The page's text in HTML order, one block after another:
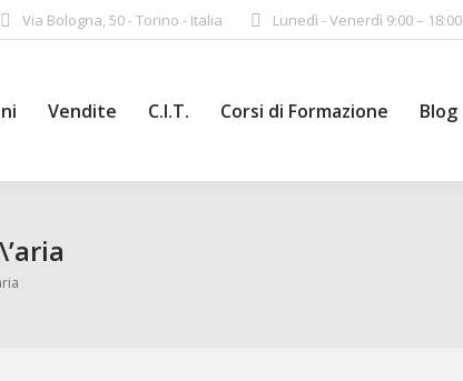
Via Bologna, 50 - Torino - Italia Lunedì - Venerdì 9:00 – 18:00
Vendite C.I.T. Corsi di Formazione Blog